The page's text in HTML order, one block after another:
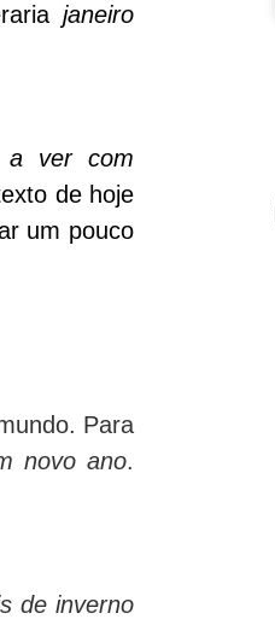
janeiro
a ver com
de hoje
um pouco
Para
novo ano.
de inverno